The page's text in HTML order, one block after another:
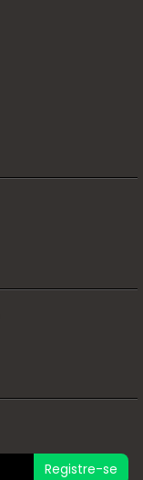
Registre-se